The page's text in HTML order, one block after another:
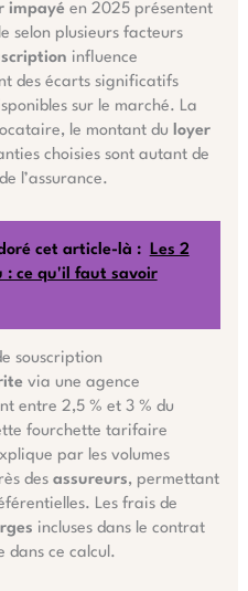
impayé en 2025 présentent
selon plusieurs facteurs
influence
des écarts significatifs
sur le marché. La
le montant du loyer
choisies sont autant de
l’assurance.
cet article-là :
Les 2
: ce qu'il faut savoir
souscription
via une agence
entre 2,5 % et 3 % du
fourchette tarifaire
par les volumes
des assureurs, permettant
Les frais de
incluses dans le contrat
dans ce calcul.